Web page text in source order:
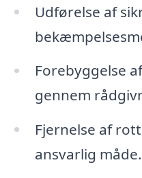
Udførelse af
Forebyggelse
gennem
Fjernelse af
ansvarlig måde.